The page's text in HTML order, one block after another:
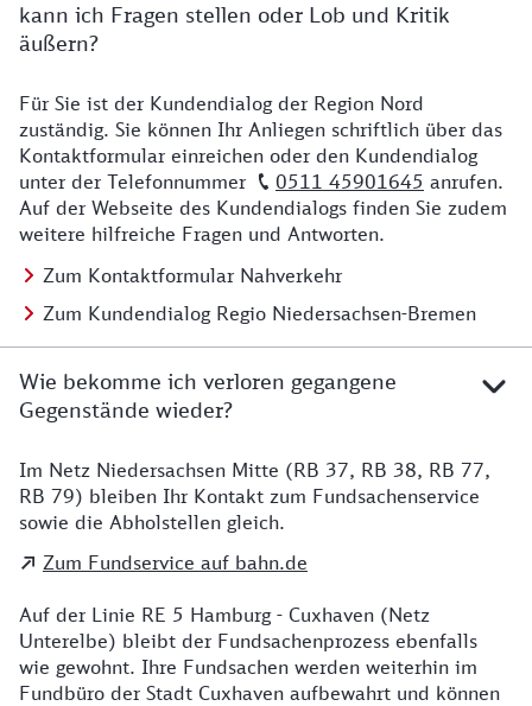
kann ich Fragen stellen oder Lob und Kritik
äußern?
Details zu Kontakt
Für Sie ist der Kundendialog der Region Nord
zuständig. Sie können Ihr Anliegen schriftlich über das
Kontaktformular einreichen oder den Kundendialog
unter der Telefonnummer
0511 45901645 anrufen.
Auf der Webseite des Kundendialogs finden Sie zudem
weitere hilfreiche Fragen und Antworten.
Zum Kontaktformular Nahverkehr
Zum Kundendialog Regio Niedersachsen-Bremen
Wie bekomme ich verloren gegangene
Gegenstände wieder?
Details zu Kontakt
Im Netz Niedersachsen Mitte (RB 37, RB 38, RB 77,
RB 79) bleiben Ihr Kontakt zum Fundsachenservice
sowie die Abholstellen gleich.
Zum Fundservice auf bahn.de
Auf der Linie RE 5 Hamburg - Cuxhaven (Netz
Unterelbe) bleibt der Fundsachenprozess ebenfalls
wie gewohnt. Ihre Fundsachen werden weiterhin im
Fundbüro der Stadt Cuxhaven aufbewahrt und können